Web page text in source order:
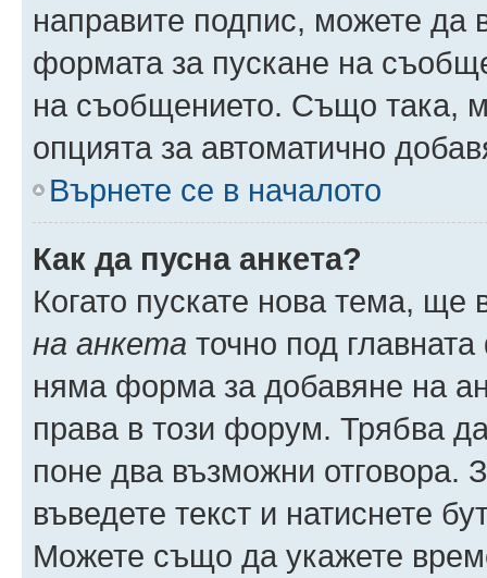
направите подпис, можете да
формата за пускане на
на съобщението. Също така,
опцията за автоматично
Върнете се в началото
Как да пусна анкета?
Когато пускате нова тема,
на анкета точно под
няма форма за добавяне на
права в този форум. Трябва
поне два възможни отговора.
въведете текст и натиснете
Можете също да укажете